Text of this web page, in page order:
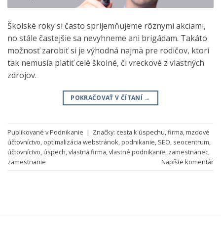
Školské roky si často spríjemňujeme rôznymi akciami,
no stále častejšie sa nevyhneme ani brigádam. Takáto
možnosť zarobiť si je výhodná najmä pre rodičov, ktorí
tak nemusia platiť celé školné, či vreckové z vlastných
zdrojov.
POKRAČOVAŤ V ČÍTANÍ →
Publikované vPodnikanie | Značky: cesta k úspechu,firma,mzdové
účtovníctvo, optimalizácia webstránok,podnikanie, SEO, seocentrum,
účtovníctvo,úspech,vlastná firma,vlastné podnikanie, zamestnanec,
zamestnanie
Napíšte komentár